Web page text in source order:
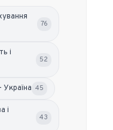
76
і
52
45
і
43